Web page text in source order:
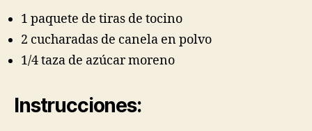
1 paquete de tiras de tocino
2 cucharadas de canela en polvo
1/4 taza de azúcar moreno
Instrucciones: